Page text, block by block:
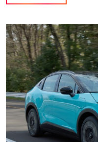
diariamente su exactitud."